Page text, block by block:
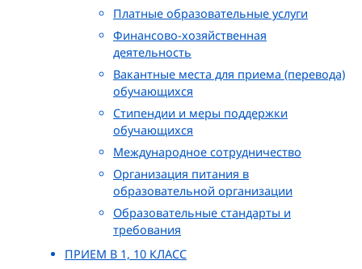
Платные образовательные услуги
Финансово-хозяйственная
деятельность
Вакантные места для приема (перевода)
обучающихся
Стипендии и меры поддержки
обучающихся
Международное сотрудничество
Организация питания в
образовательной организации
Образовательные стандарты и
требования
ПРИЕМ В 1, 10 КЛАСС